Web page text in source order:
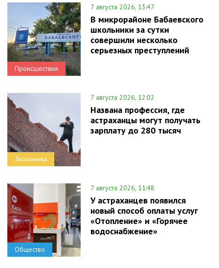
Происшествия
7 августа 2026, 13:47
В микрорайоне Бабаевского
школьники за сутки
совершили несколько
серьезных преступлений
Экономика
7 августа 2026, 12:02
Названа профессия, где
астраханцы могут получать
зарплату до 280 тысяч
Общество
7 августа 2026, 11:48
У астраханцев появился
новый способ оплаты услуг
«Отопление» и «Горячее
водоснабжение»